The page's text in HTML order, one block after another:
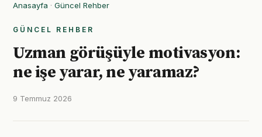
Anasayfa · Güncel Rehber
GÜNCEL REHBER
Uzman görüşüyle motivasyon:
ne işe yarar, ne yaramaz?
9 Temmuz 2026